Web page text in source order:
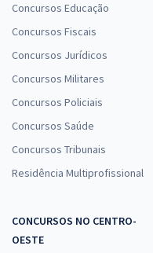
Concursos Educação
Concursos Fiscais
Concursos Jurídicos
Concursos Militares
Concursos Policiais
Concursos Saúde
Concursos Tribunais
Residência Multiprofissional
CONCURSOS NO CENTRO-
OESTE